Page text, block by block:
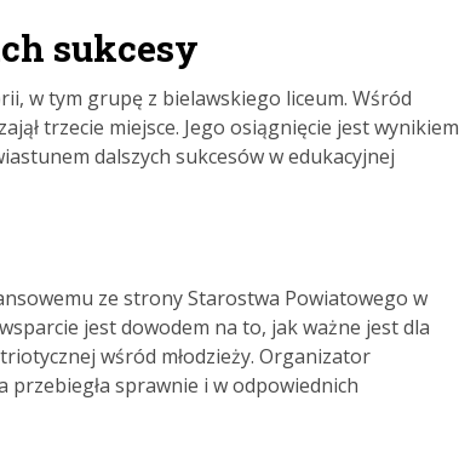
sukcesy
w tym grupę z bielawskiego liceum. Wśród
trzecie miejsce. Jego osiągnięcie jest wynikiem
dalszych sukcesów w edukacyjnej
ze strony Starostwa Powiatowego w
jest dowodem na to, jak ważne jest dla
wśród młodzieży. Organizator
przebiegła sprawnie i w odpowiednich